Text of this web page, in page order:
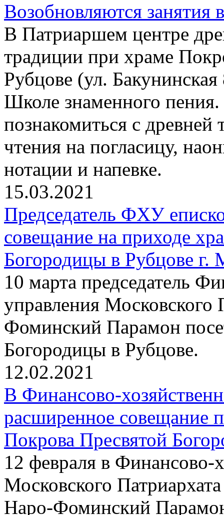
Возобновляются занятия
В Патриаршем центре
традиции при храме
Рубцове (ул.
Школе знаменного
познакомиться с древней
чтения на погласицу,
нотации и напевке.
15.03.2021
Председатель ФХУ
совещание на приходе
Богородицы в Рубцове г.
10 марта председатель
управления Московского
Фоминский Парамон
Богородицы в Рубцове.
12.02.2021
В Финансово-
расширенное совещание
Покрова Пресвятой
12 февраля в Финансово-
Московского
Наро-Фоминский